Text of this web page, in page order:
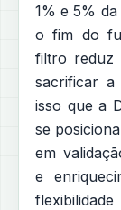
1% e 5%
o fim do
filtro reduz
sacrificar
isso que a
se
em
e